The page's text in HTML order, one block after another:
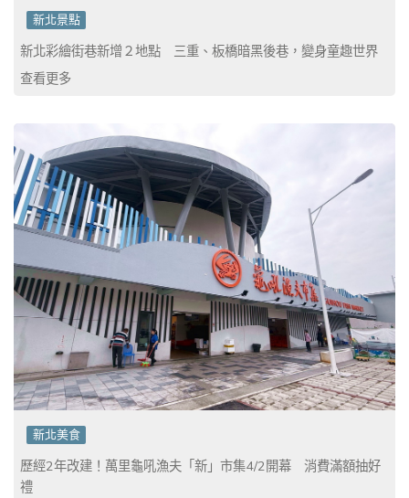
新北景點
新北彩繪街巷新增２地點 三重、板橋暗黑後巷，變身童趣世界
查看更多
新北美食
歷經2年改建！萬里龜吼漁夫「新」市集4/2開幕 消費滿額抽好
禮